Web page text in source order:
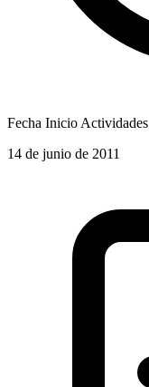
Fecha Inicio Actividades
14 de junio de 2011